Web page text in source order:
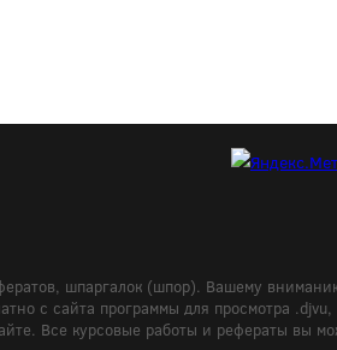
шпаргалок (шпор). Вашему
с сайта программы для просмотра
Все курсовые работы и рефераты вы